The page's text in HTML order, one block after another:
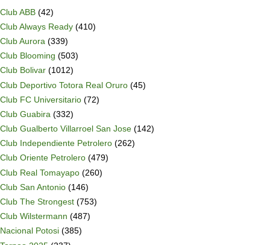
Club ABB (42)
Club Always Ready (410)
Club Aurora (339)
Club Blooming (503)
Club Bolivar (1012)
Club Deportivo Totora Real Oruro (45)
Club FC Universitario (72)
Club Guabira (332)
Club Gualberto Villarroel San Jose (142)
Club Independiente Petrolero (262)
Club Oriente Petrolero (479)
Club Real Tomayapo (260)
Club San Antonio (146)
Club The Strongest (753)
Club Wilstermann (487)
Nacional Potosi (385)